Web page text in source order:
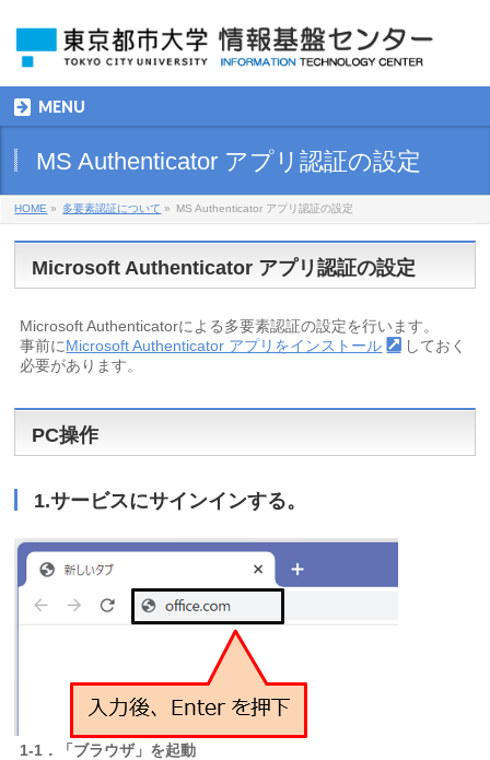
MENU
MS Authenticator アプリ認証の設定
HOME » 多要素認証について » MS Authenticator アプリ認証の設定
Microsoft Authenticator アプリ認証の設定
Microsoft Authenticatorによる多要素認証の設定を行います。
事前にMicrosoft Authenticator アプリをインストール
しておく
必要があります。
PC操作
1.サービスにサインインする。
1-1．「ブラウザ」を起動